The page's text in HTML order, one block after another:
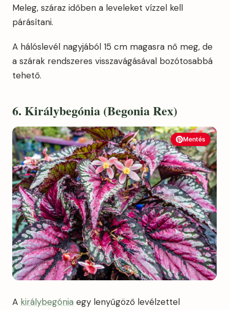
Meleg, száraz időben a leveleket vízzel kell
párásítani.
A hálóslevél nagyjából 15 cm magasra nő meg, de
a szárak rendszeres visszavágásával bozótosabbá
tehető.
6. Királybegónia (Begonia Rex)
Mentés
A királybegónia egy lenyűgöző levélzettel